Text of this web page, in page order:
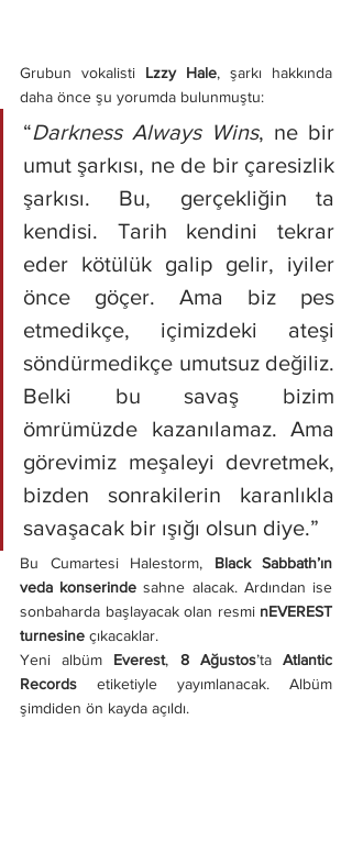
Grubun vokalisti Lzzy Hale, şarkı hakkında
daha önce şu yorumda bulunmuştu:
“Darkness Always Wins, ne bir
umut şarkısı, ne de bir çaresizlik
şarkısı. Bu, gerçekliğin ta
kendisi. Tarih kendini tekrar
eder kötülük galip gelir, iyiler
önce göçer. Ama biz pes
etmedikçe, içimizdeki ateşi
söndürmedikçe umutsuz değiliz.
Belki bu savaş bizim
ömrümüzde kazanılamaz. Ama
görevimiz meşaleyi devretmek,
bizden sonrakilerin karanlıkla
savaşacak bir ışığı olsun diye.”
Bu Cumartesi Halestorm, Black Sabbath’ın
veda konserinde sahne alacak. Ardından ise
sonbaharda başlayacak olan resmi nEVEREST
turnesine çıkacaklar.
Yeni albüm Everest, 8 Ağustos’ta Atlantic
Records etiketiyle yayımlanacak. Albüm
şimdiden ön kayda açıldı.